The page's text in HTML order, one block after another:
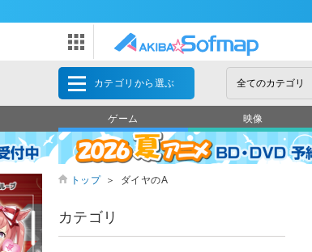
カテゴリから選ぶ
ゲーム 映像
トップ ＞ ダイヤのA
カテゴリ